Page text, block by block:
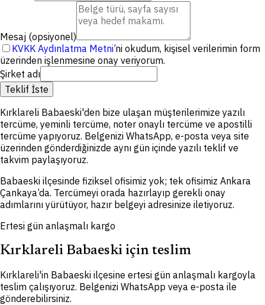
Mesaj (opsiyonel)
KVKK Aydınlatma Metni’ni okudum, kişisel verilerimin form
üzerinden işlenmesine onay veriyorum.
Şirket adı
Teklif İste
Kırklareli Babaeski'den bize ulaşan müşterilerimize yazılı
tercüme, yeminli tercüme, noter onaylı tercüme ve apostilli
tercüme yapıyoruz. Belgenizi WhatsApp, e-posta veya site
üzerinden gönderdiğinizde aynı gün içinde yazılı teklif ve
takvim paylaşıyoruz.
Babaeski ilçesinde fiziksel ofisimiz yok; tek ofisimiz Ankara
Çankaya’da. Tercümeyi orada hazırlayıp gerekli onay
adımlarını yürütüyor, hazır belgeyi adresinize iletiyoruz.
Ertesi gün anlaşmalı kargo
Kırklareli Babaeski için teslim
Kırklareli'in Babaeski ilçesine ertesi gün anlaşmalı kargoyla
teslim çalışıyoruz. Belgenizi WhatsApp veya e-posta ile
gönderebilirsiniz.